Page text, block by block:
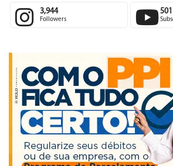
3,944 501